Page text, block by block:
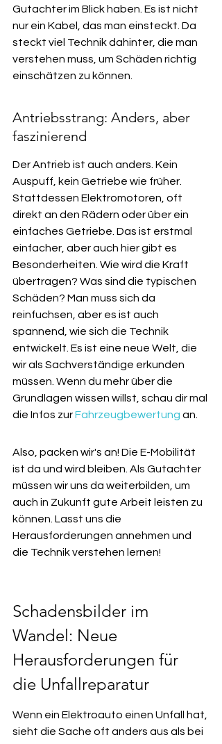
Gutachter im Blick haben. Es ist nicht
nur ein Kabel, das man einsteckt. Da
steckt viel Technik dahinter, die man
verstehen muss, um Schäden richtig
einschätzen zu können.
Antriebsstrang: Anders, aber
faszinierend
Der Antrieb ist auch anders. Kein
Auspuff, kein Getriebe wie früher.
Stattdessen Elektromotoren, oft
direkt an den Rädern oder über ein
einfaches Getriebe. Das ist erstmal
einfacher, aber auch hier gibt es
Besonderheiten. Wie wird die Kraft
übertragen? Was sind die typischen
Schäden? Man muss sich da
reinfuchsen, aber es ist auch
spannend, wie sich die Technik
entwickelt. Es ist eine neue Welt, die
wir als Sachverständige erkunden
müssen. Wenn du mehr über die
Grundlagen wissen willst, schau dir mal
die Infos zur Fahrzeugbewertung an.
Also, packen wir's an! Die E-Mobilität
ist da und wird bleiben. Als Gutachter
müssen wir uns da weiterbilden, um
auch in Zukunft gute Arbeit leisten zu
können. Lasst uns die
Herausforderungen annehmen und
die Technik verstehen lernen!
Schadensbilder im
Wandel: Neue
Herausforderungen für
die Unfallreparatur
Wenn ein Elektroauto einen Unfall hat,
sieht die Sache oft anders aus als bei